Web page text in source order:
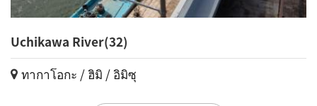
Uchikawa River(32)
ทากาโอกะ / ฮิมิ / อิมิซุ